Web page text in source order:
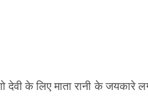
देवी के लिए माता रानी के